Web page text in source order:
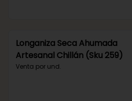
Longaniza Seca Ahumada
Artesanal Chillán (Sku 259)
Venta por und.